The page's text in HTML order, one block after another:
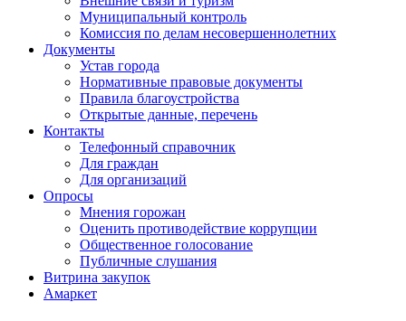
Муниципальный контроль
Комиссия по делам несовершеннолетних
Документы
Устав города
Нормативные правовые документы
Правила благоустройства
Открытые данные, перечень
Контакты
Телефонный справочник
Для граждан
Для организаций
Опросы
Мнения горожан
Оценить противодействие коррупции
Общественное голосование
Публичные слушания
Витрина закупок
Амаркет